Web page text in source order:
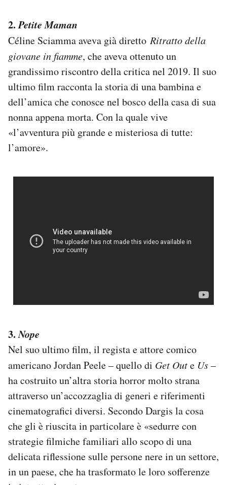
2.Petite Maman
Céline Sciamma aveva già diretto Ritratto della
giovane in fiamme, che aveva ottenuto un
grandissimo riscontro della critica nel 2019. Il suo
ultimo film racconta la storia di una bambina e
dell’amica che conosce nel bosco della casa di sua
nonna appena morta. Con la quale vive
«l’avventura più grande e misteriosa di tutte:
l’amore».
3.Nope
Nel suo ultimo film, il regista e attore comico
americano Jordan Peele – quello di Get Oute Us–
ha costruito un’altra storia horror molto strana
attraverso un’accozzaglia di generi e riferimenti
cinematografici diversi. Secondo Dargis la cosa
che gli è riuscita in particolare è «sedurre con
strategie filmiche familiari allo scopo di una
delicata riflessione sulle persone nere in un settore,
in un paese, che ha trasformato le loro sofferenze